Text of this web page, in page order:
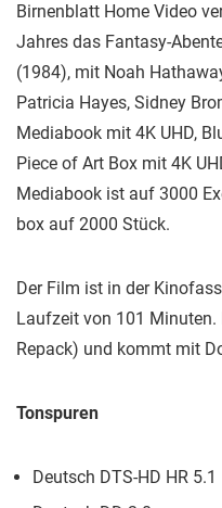
Birnenblatt Home Video
Jahres das Fantasy-
(1984), mit Noah
Patricia Hayes, Sidney
Mediabook mit 4K UHD,
Piece of Art Box mit 4K
Mediabook ist auf 3000
box auf 2000 Stück.
Der Film ist in der
Laufzeit von 101 Minuten.
Repack) und kommt mit
Tonspuren
Deutsch DTS-HD HR 5.1